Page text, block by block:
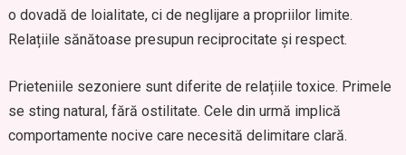
o dovadă de loialitate, ci de neglijare a propriilor limite.
Relațiile sănătoase presupun reciprocitate și respect.
Prieteniile sezoniere sunt diferite de relațiile toxice. Primele
se sting natural, fără ostilitate. Cele din urmă implică
comportamente nocive care necesită delimitare clară.